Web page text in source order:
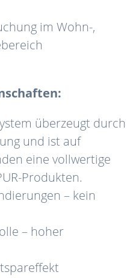
im Wohn-,
überzeugt durch
und ist auf
eine vollwertige
Produkten.
– kein
– hoher